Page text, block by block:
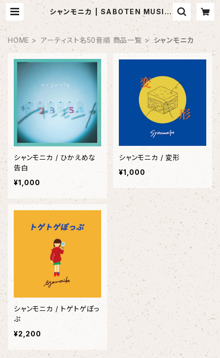
シャンモニカ | SABOTEN MUSIC
(セレクトCDショップ)
HOME アーティスト名50音順 商品一覧 シャンモニカ
シャンモニカ / ひかえめな
告白
¥1,000
シャンモニカ / 変形
¥1,000
シャンモニカ / トゲトゲぽっ
ぷ
¥2,200